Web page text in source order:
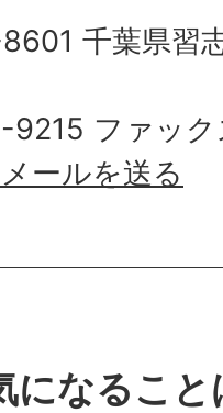
千葉県習
9215 ファッ
ールを送る
になるこ